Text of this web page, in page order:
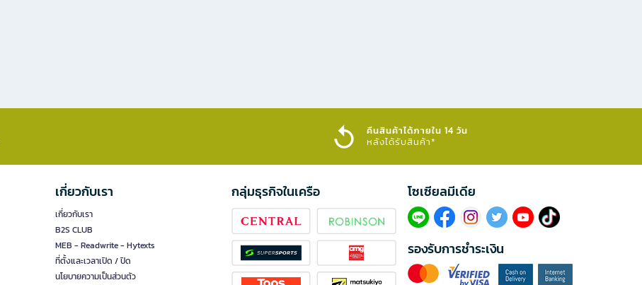
คืนสินค้าได้ภายใน 14 วัน
หลังได้รับสินค้า*
เกี่ยวกับเรา
เกี่ยวกับเรา
B2S CLUB
MEB - Readwrite - Hytexts
ที่ตั้งและเวลาเปิด / ปิด
นโยบายความเป็นส่วนตัว
กลุ่มธุรกิจในเครือ โซเซียลมีเดีย​
รองรับการชำระเงิน